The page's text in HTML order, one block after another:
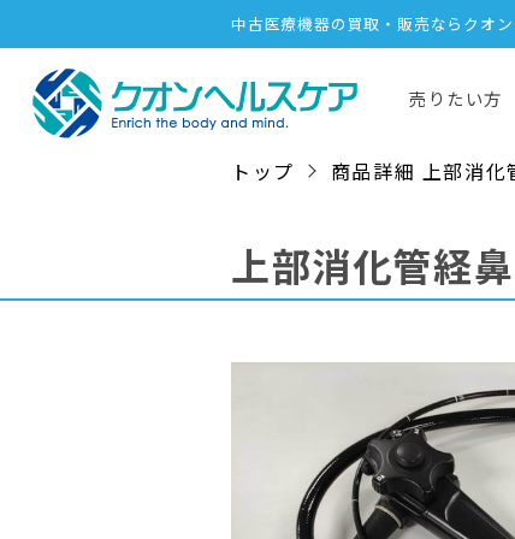
中古医療機器の買取・販売ならクオ
売りたい方
トップ 商品詳細 上部消
上部消化管経